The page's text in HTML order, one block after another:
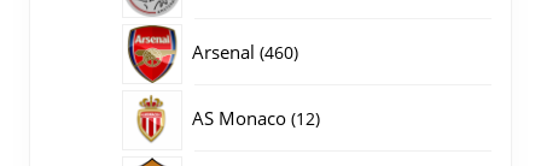
Arsenal 460460
AS Monaco 1212